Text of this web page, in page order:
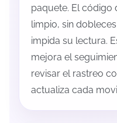
paquete. El código
limpio, sin
impida su lectura.
mejora el
revisar el rastreo
actualiza cada